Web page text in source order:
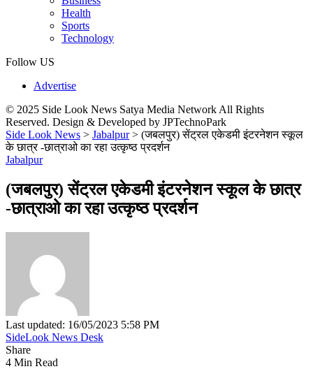
Health
Sports
Technology
Follow US
Advertise
© 2025 Side Look News Satya Media Network All Rights
Reserved. Design & Developed by JPTechnoPark
Side Look News > Jabalpur> (जबलपुर) सेंट्रल एकेडमी इंटरनेशन स्कूल
के छात्र -छात्राओ का रहा उत्कृष्ठ प्रदर्शन
Jabalpur
(जबलपुर) सेंट्रल एकेडमी इंटरनेशन स्कूल के छात्र
-छात्राओ का रहा उत्कृष्ठ प्रदर्शन
Last updated: 16/05/2023 5:58 PM
SideLook News Desk
Share
4 Min Read